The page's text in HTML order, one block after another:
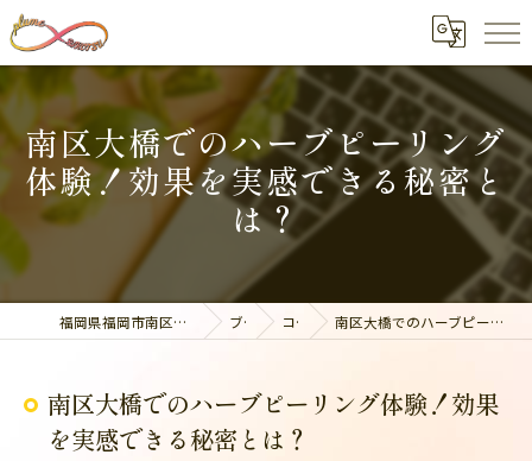
南区大橋でのハーブピーリング
体験！効果を実感できる秘密と
は？
福岡県福岡市南区の整体なら美容整骨サロン plume ブログ コラム 南区大橋でのハーブピーリング体験！効果を実感できる秘密とは？
南区大橋でのハーブピーリング体験！効果
を実感できる秘密とは？